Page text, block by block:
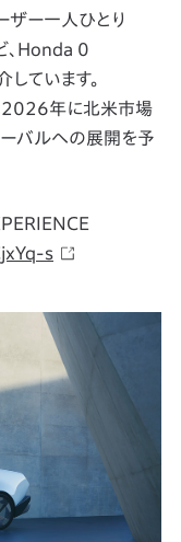
ザー一人ひとり
、Honda 0
ています。
年に北米市場
ーバルへの展開を予
s